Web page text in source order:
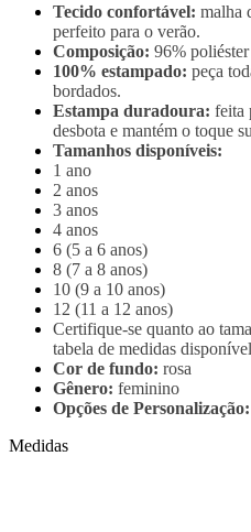
Tecido confortável: malha
perfeito para o verão.
Composição: 96%
100% estampado: peça
bordados.
Estampa duradoura: feita
desbota e mantém o toque
Tamanhos disponíveis:
1 ano
2 anos
3 anos
4 anos
6 (5 a 6 anos)
8 (7 a 8 anos)
10 (9 a 10 anos)
12 (11 a 12 anos)
Certifique-se quanto ao
tabela de medidas
Cor de fundo: rosa
Gênero: feminino
Opções de Personalização:
Medidas